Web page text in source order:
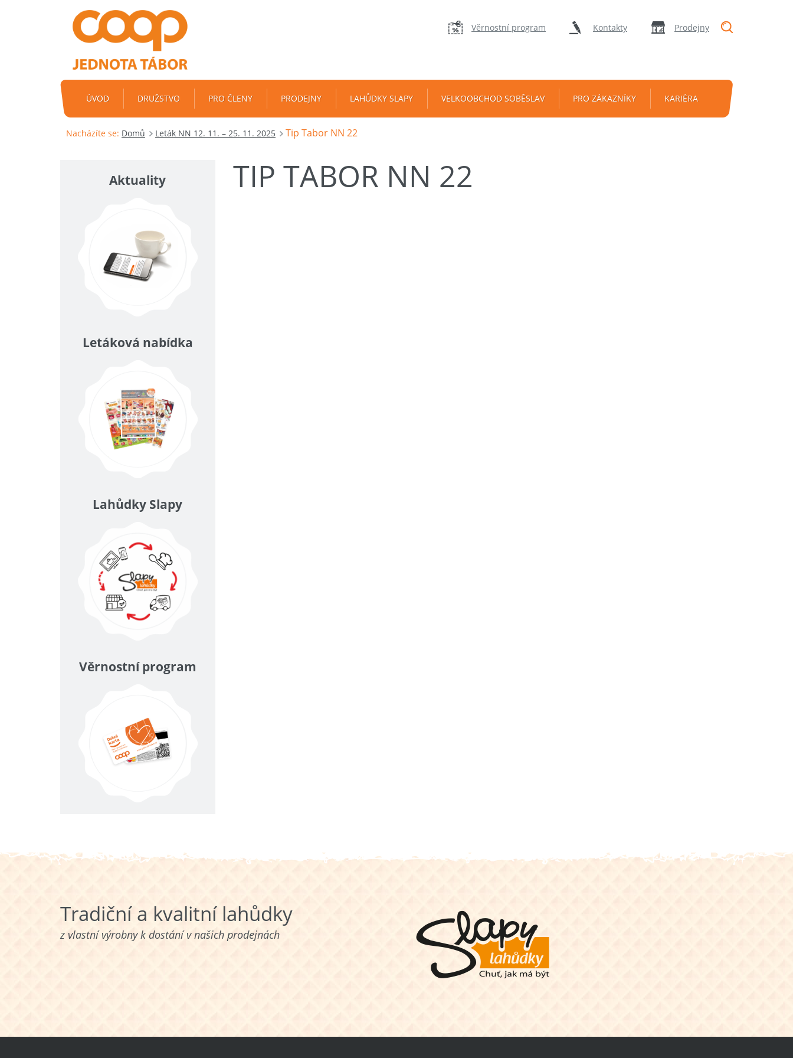
Věrnostní program Kontakty Prodejny
ÚVOD DRUŽSTVO PRO ČLENY PRODEJNY LAHŮDKY SLAPY VELKOOBCHOD SOBĚSLAV PRO ZÁKAZNÍKY KARIÉRA
Nacházíte se: Domů Leták NN 12. 11. – 25. 11. 2025 Tip Tabor NN 22
TIP TABOR NN 22
Aktuality
Letáková nabídka
Lahůdky Slapy
Věrnostní program
Tradiční a kvalitní lahůdky
z vlastní výrobny k dostání v našich prodejnách